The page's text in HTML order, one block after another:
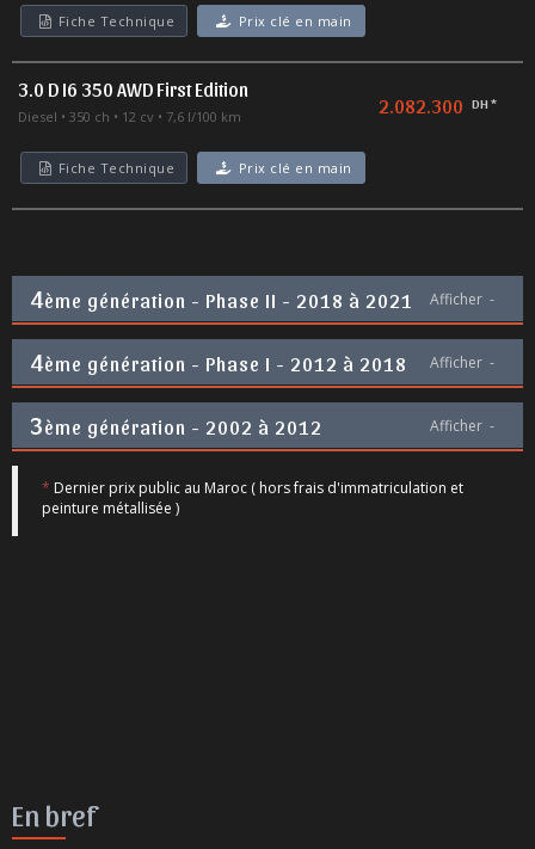
Fiche Technique Prix clé en main
3.0 D I6 350 AWD First Edition
Diesel 350 ch 12 cv 7,6 l/100 km 2.082.300 DH *
Fiche Technique Prix clé en main
4ème génération - Phase II - 2018 à 2021 Afficher -
4ème génération - Phase I - 2012 à 2018 Afficher -
3ème génération - 2002 à 2012 Afficher -
* Dernier prix public au Maroc ( hors frais d'immatriculation et
peinture métallisée )
En bref